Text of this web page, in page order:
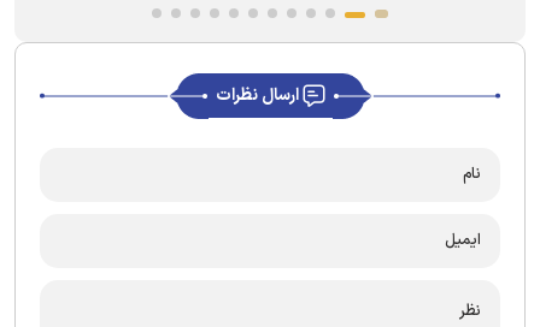
ارسال نظرات